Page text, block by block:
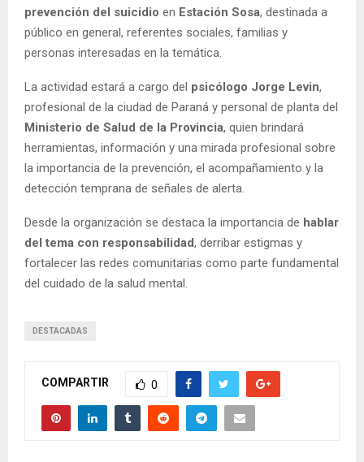
prevención del suicidio en Estación Sosa, destinada a
público en general, referentes sociales, familias y
personas interesadas en la temática.
La actividad estará a cargo del psicólogo Jorge Levin,
profesional de la ciudad de Paraná y personal de planta del
Ministerio de Salud de la Provincia, quien brindará
herramientas, información y una mirada profesional sobre
la importancia de la prevención, el acompañamiento y la
detección temprana de señales de alerta.
Desde la organización se destaca la importancia de hablar
del tema con responsabilidad, derribar estigmas y
fortalecer las redes comunitarias como parte fundamental
del cuidado de la salud mental.
DESTACADAS
COMPARTIR 0